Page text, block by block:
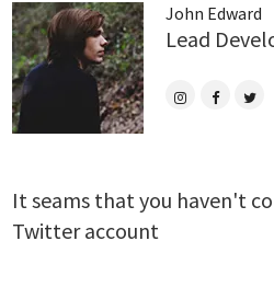
John Edward
Lead
It seams that you haven't
Twitter account